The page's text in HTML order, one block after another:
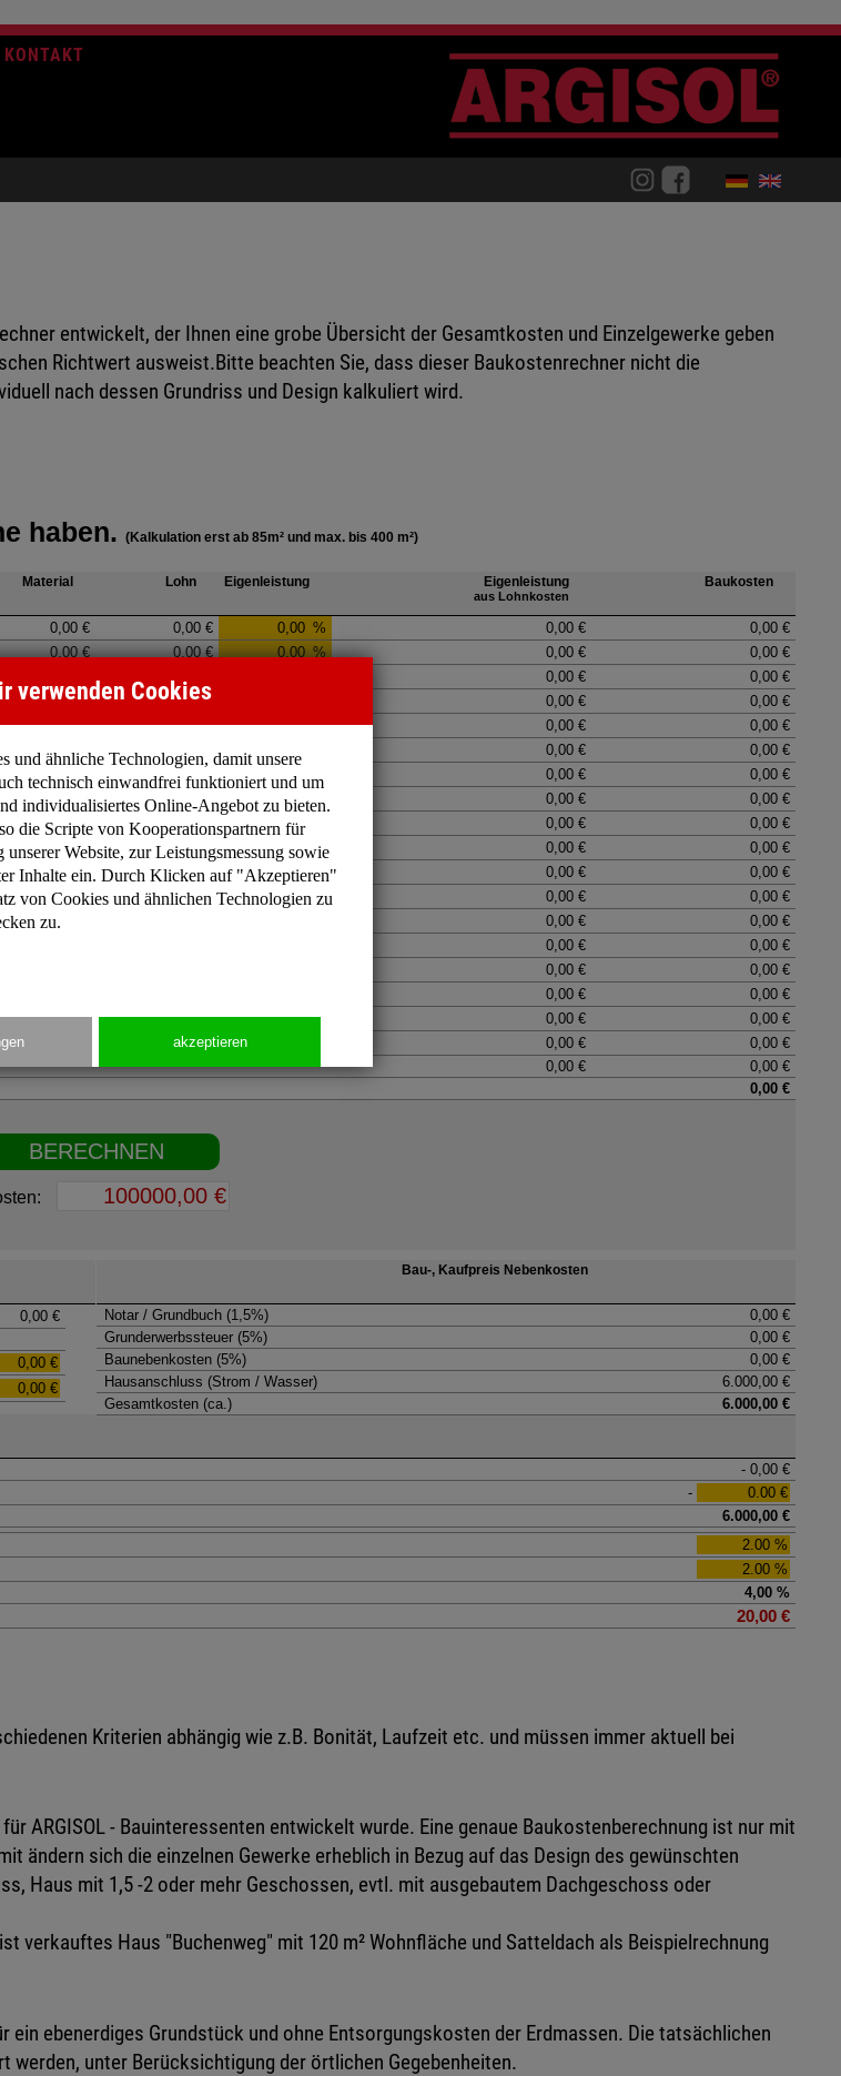
KONTAKT
entwickelt, der Ihnen eine grobe Übersicht der Gesamtkosten und Einzelgewerke geben
Richtwert ausweist.Bitte beachten Sie, dass dieser Baukostenrechner nicht die
nach dessen Grundriss und Design kalkuliert wird.
Kriterien abhängig wie z.B. Bonität, Laufzeit etc. und müssen immer aktuell bei
ARGISOL - Bauinteressenten entwickelt wurde. Eine genaue Baukostenberechnung ist nur mit
sich die einzelnen Gewerke erheblich in Bezug auf das Design des gewünschten
Haus mit 1,5 -2 oder mehr Geschossen, evtl. mit ausgebautem Dachgeschoss oder
verkauftes Haus "Buchenweg" mit 120 m² Wohnfläche und Satteldach als Beispielrechnung
ebenerdiges Grundstück und ohne Entsorgungskosten der Erdmassen. Die tatsächlichen
unter Berücksichtigung der örtlichen Gegebenheiten.
verwenden Cookies
und ähnliche Technologien, damit unsere
technisch einwandfrei funktioniert und um
individualisiertes Online-Angebot zu bieten.
die Scripte von Kooperationspartnern für
Website, zur Leistungsmessung sowie
Inhalte ein. Durch Klicken auf "Akzeptieren"
von Cookies und ähnlichen Technologien zu
zu.
akzeptieren